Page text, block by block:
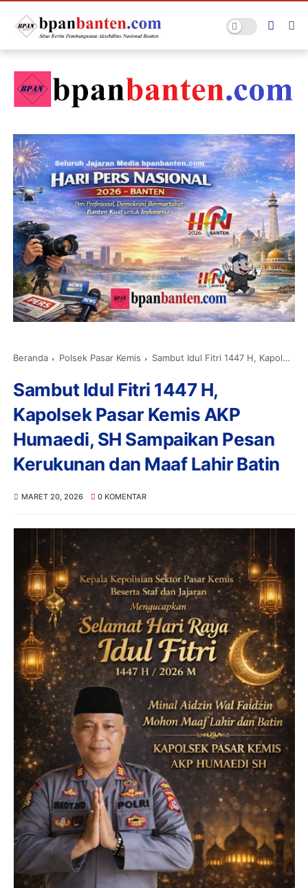
Beranda Polsek Pasar Kemis Sambut Idul Fitri 1447 H, Kapolsek Pasar Kemis AKP Humaedi, SH Sampaikan Pesan Kerukunan dan Maaf Lahir Batin
Sambut Idul Fitri 1447 H,
Kapolsek Pasar Kemis AKP
Humaedi, SH Sampaikan Pesan
Kerukunan dan Maaf Lahir Batin
MARET 20, 2026 0 KOMENTAR